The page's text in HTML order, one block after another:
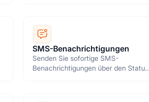
SMS-Benachrichtigungen
Senden Sie sofortige SMS-
Benachrichtigungen über den Status